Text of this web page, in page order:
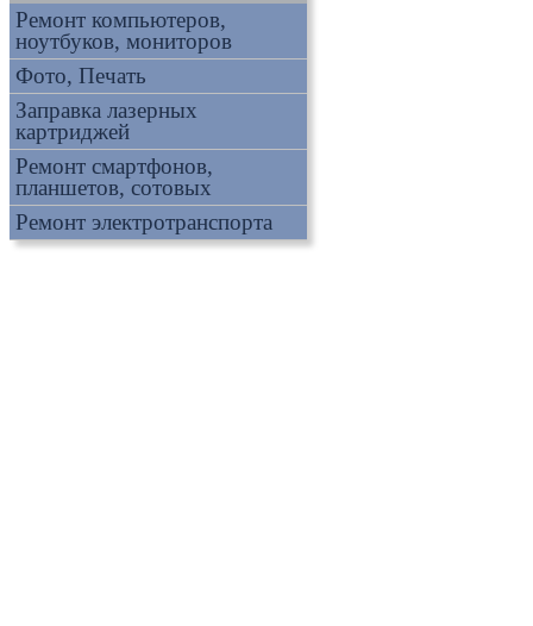
Ремонт компьютеров,
ноутбуков, мониторов
Фото, Печать
Заправка лазерных
картриджей
Ремонт смартфонов,
планшетов, сотовых
Ремонт электротранспорта